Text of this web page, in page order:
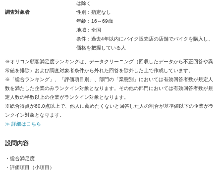
は除く
調査対象者
性別：指定なし
年齢：16～69歳
地域：全国
条件：過去4年以内にバイク販売店の店舗でバイクを購入し、
価格を把握している人
※オリコン顧客満足度ランキングは、データクリーニング（回収したデータから不正回答や異
常値を排除）および調査対象者条件から外れた回答を除外した上で作成しています。
※「総合ランキング」、「評価項目別」、部門の「業態別」においては有効回答者数が規定人
数を満たした企業のみランクイン対象となります。その他の部門においては有効回答者数が規
定人数の半数以上の企業がランクイン対象となります。
※総合得点が60.0点以上で、他人に薦めたくないと回答した人の割合が基準値以下の企業がラ
ンクイン対象となります。
≫ 詳細はこちら
設問内容
・総合満足度
・評価項目（小項目）